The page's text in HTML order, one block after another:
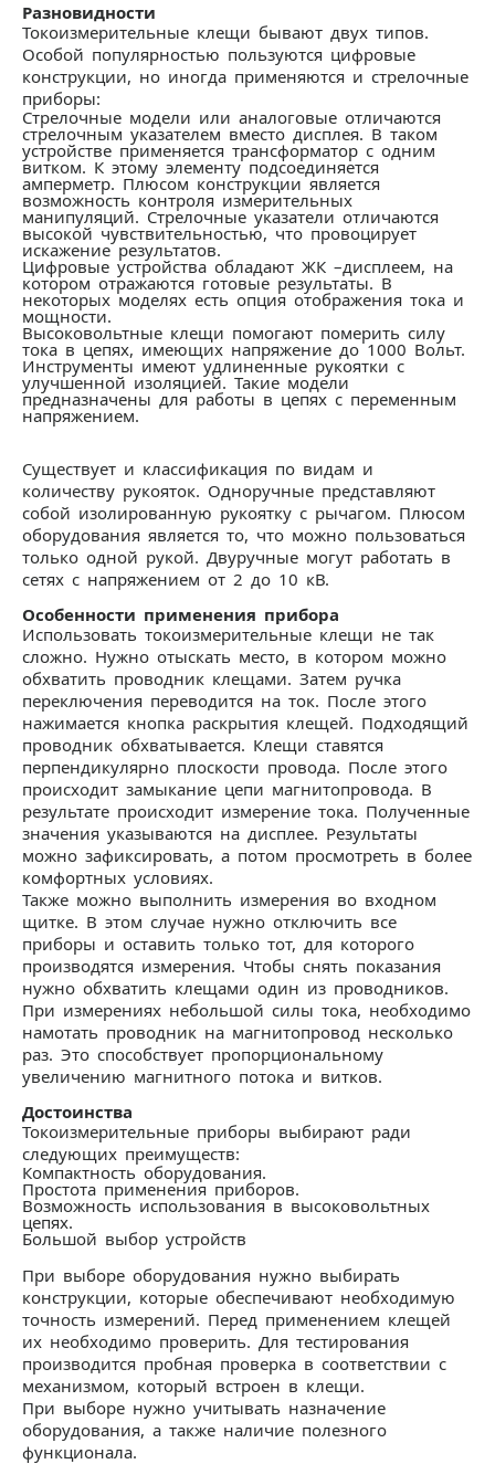
Разновидности
Токоизмерительные клещи бывают двух типов.
Особой популярностью пользуются цифровые
конструкции, но иногда применяются и стрелочные
приборы:
Стрелочные модели или аналоговые отличаются
стрелочным указателем вместо дисплея. В таком
устройстве применяется трансформатор с одним
витком. К этому элементу подсоединяется
амперметр. Плюсом конструкции является
возможность контроля измерительных
манипуляций. Стрелочные указатели отличаются
высокой чувствительностью, что провоцирует
искажение результатов.
Цифровые устройства обладают ЖК –дисплеем, на
котором отражаются готовые результаты. В
некоторых моделях есть опция отображения тока и
мощности.
Высоковольтные клещи помогают померить силу
тока в цепях, имеющих напряжение до 1000 Вольт.
Инструменты имеют удлиненные рукоятки с
улучшенной изоляцией. Такие модели
предназначены для работы в цепях с переменным
напряжением.
Существует и классификация по видам и
количеству рукояток. Одноручные представляют
собой изолированную рукоятку с рычагом. Плюсом
оборудования является то, что можно пользоваться
только одной рукой. Двуручные могут работать в
сетях с напряжением от 2 до 10 кВ.
Особенности применения прибора
Использовать токоизмерительные клещи не так
сложно. Нужно отыскать место, в котором можно
обхватить проводник клещами. Затем ручка
переключения переводится на ток. После этого
нажимается кнопка раскрытия клещей. Подходящий
проводник обхватывается. Клещи ставятся
перпендикулярно плоскости провода. После этого
происходит замыкание цепи магнитопровода. В
результате происходит измерение тока. Полученные
значения указываются на дисплее. Результаты
можно зафиксировать, а потом просмотреть в более
комфортных условиях.
Также можно выполнить измерения во входном
щитке. В этом случае нужно отключить все
приборы и оставить только тот, для которого
производятся измерения. Чтобы снять показания
нужно обхватить клещами один из проводников.
При измерениях небольшой силы тока, необходимо
намотать проводник на магнитопровод несколько
раз. Это способствует пропорциональному
увеличению магнитного потока и витков.
Достоинства
Токоизмерительные приборы выбирают ради
следующих преимуществ:
Компактность оборудования.
Простота применения приборов.
Возможность использования в высоковольтных
цепях.
Большой выбор устройств
При выборе оборудования нужно выбирать
конструкции, которые обеспечивают необходимую
точность измерений. Перед применением клещей
их необходимо проверить. Для тестирования
производится пробная проверка в соответствии с
механизмом, который встроен в клещи.
При выборе нужно учитывать назначение
оборудования, а также наличие полезного
функционала.